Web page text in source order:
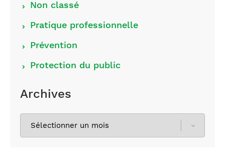
Non classé
Pratique professionnelle
Prévention
Protection du public
Archives